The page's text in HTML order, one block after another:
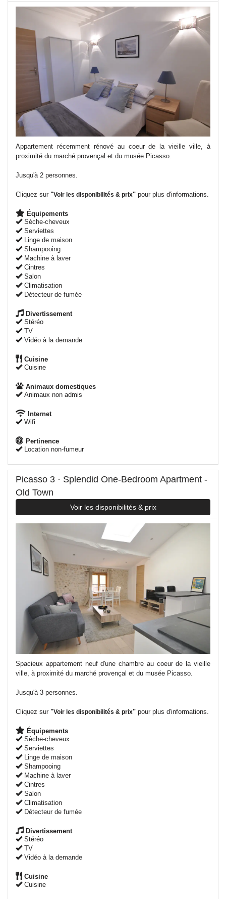
Appartement récemment rénové au coeur de la vieille ville, à
proximité du marché provençal et du musée Picasso.
Jusqu'à 2 personnes.
Cliquez sur "Voir les disponibilités & prix" pour plus d'informations.
Équipements
Sèche-cheveux
Serviettes
Linge de maison
Shampooing
Machine à laver
Cintres
Salon
Climatisation
Détecteur de fumée
Divertissement
Stéréo
TV
Vidéo à la demande
Cuisine
Cuisine
Animaux domestiques
Animaux non admis
Internet
Wifi
Pertinence
Location non-fumeur
Picasso 3 · Splendid One-Bedroom Apartment -
Old Town
Voir les disponibilités & prix
Spacieux appartement neuf d'une chambre au coeur de la vieille
ville, à proximité du marché provençal et du musée Picasso.
Jusqu'à 3 personnes.
Cliquez sur "Voir les disponibilités & prix" pour plus d'informations.
Équipements
Sèche-cheveux
Serviettes
Linge de maison
Shampooing
Machine à laver
Cintres
Salon
Climatisation
Détecteur de fumée
Divertissement
Stéréo
TV
Vidéo à la demande
Cuisine
Cuisine